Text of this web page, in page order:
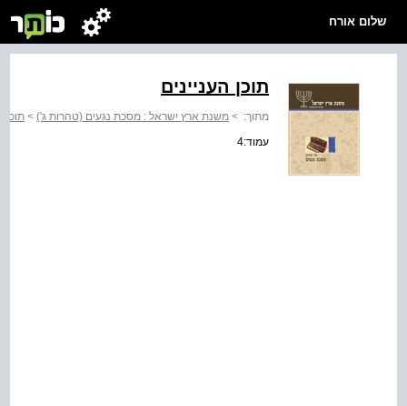
שלום אורח
תוכן העניינים
מתוך: > משנת ארץ ישראל : מסכת נגעים (טהרות ג') > תוכן
עמוד:4